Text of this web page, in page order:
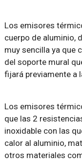
Los emisores
cuerpo de aluminio,
muy sencilla ya que
del soporte mural
fijará previamente a
Los emisores
que las 2
inoxidable con las
calor al aluminio,
otros materiales